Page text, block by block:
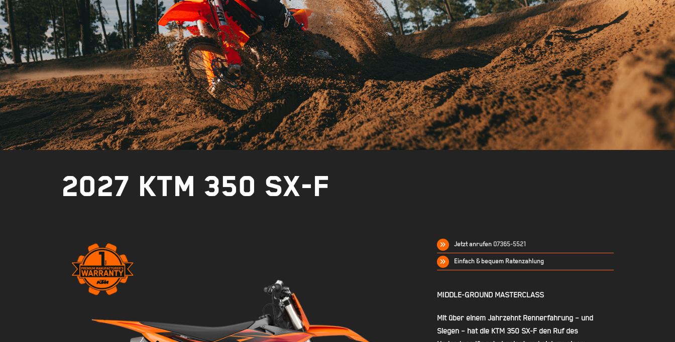
2027 KTM 350 SX-F
Jetzt anrufen 07365-5521
Einfach & bequem Ratenzahlung
MIDDLE-GROUND MASTERCLASS
Mit über einem Jahrzehnt Rennerfahrung – und
Siegen – hat die KTM 350 SX-F den Ruf des